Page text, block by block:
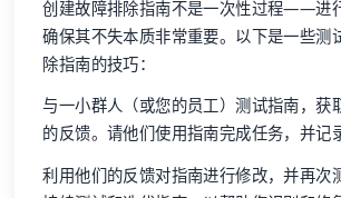
创建故障排除指南不是一次性过程——进
确保其不失本质非常重要。以下是一些测
除指南的技巧：
与一小群人（或您的员工）测试指南，获
的反馈。请他们使用指南完成任务，并记
利用他们的反馈对指南进行修改，并再次